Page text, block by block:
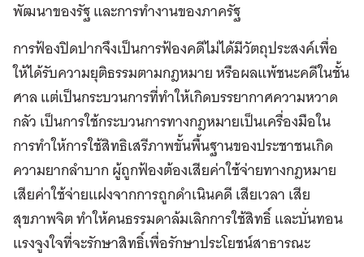
พัฒนาของรัฐ และการทำงานของภาครัฐ
การฟ้องปิดปากจึงเป็นการฟ้องคดีไม่ได้มีวัตถุประสงค์เพื่อ
ให้ได้รับความยุติธรรมตามกฎหมาย หรือผลแพ้ชนะคดีในชั้น
ศาล แต่เป็นกระบวนการที่ทำให้เกิดบรรยากาศความหวาด
กลัว เป็นการใช้กระบวนการทางกฎหมายเป็นเครื่องมือใน
การทำให้การใช้สิทธิเสรีภาพขั้นพื้นฐานของประชาชนเกิด
ความยากลำบาก ผู้ถูกฟ้องต้องเสียค่าใช้จ่ายทางกฎหมาย
เสียค่าใช้จ่ายแฝงจากการถูกดำเนินคดี เสียเวลา เสีย
สุขภาพจิต ทำให้คนธรรมดาล้มเลิกการใช้สิทธิ์ และบั่นทอน
แรงจูงใจที่จะรักษาสิทธิ์เพื่อรักษาประโยชน์สาธารณะ